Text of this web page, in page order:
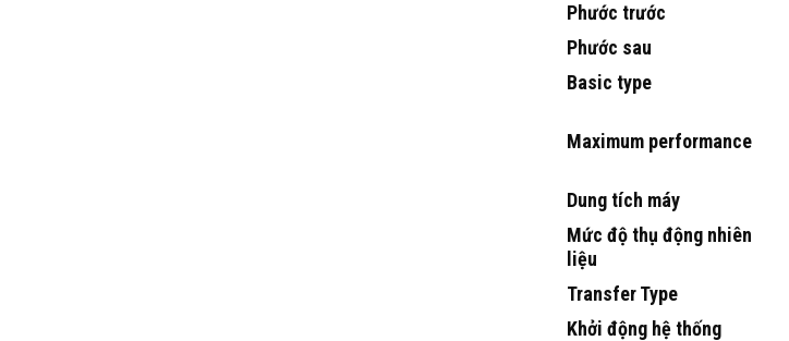
Phước trước
Phước sau
Basic type
Maximum performance
Dung tích máy
Mức độ thụ động nhiên
liệu
Transfer Type
Khởi động hệ thống